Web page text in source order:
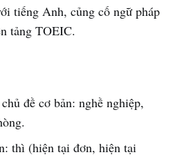
tiếng Anh, củng cố ngữ pháp
tảng TOEIC.
đề cơ bản: nghề nghiệp,
thì (hiện tại đơn, hiện tại